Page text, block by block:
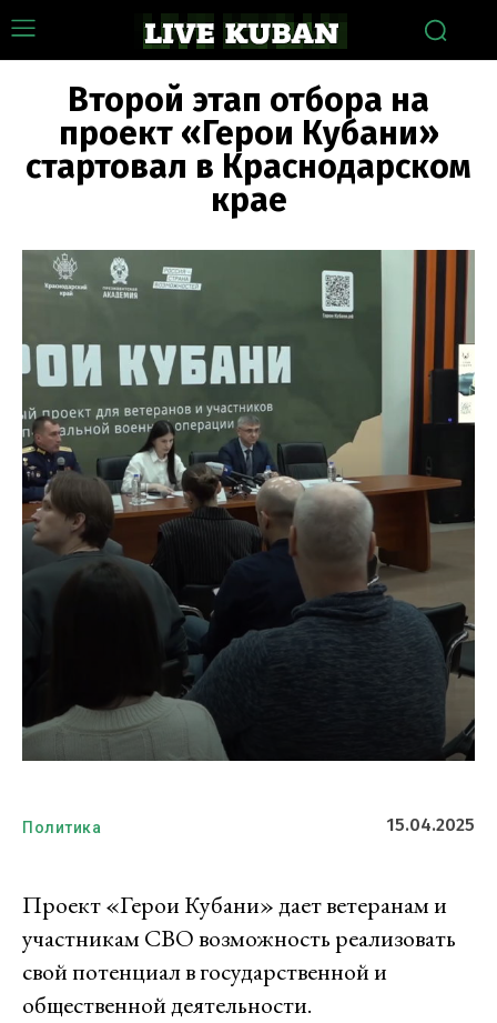
Второй этап отбора на
проект «Герои Кубани»
стартовал в Краснодарском
крае
Политика 15.04.2025
Проект «Герои Кубани» дает ветеранам и
участникам СВО возможность реализовать
свой потенциал в государственной и
общественной деятельности.